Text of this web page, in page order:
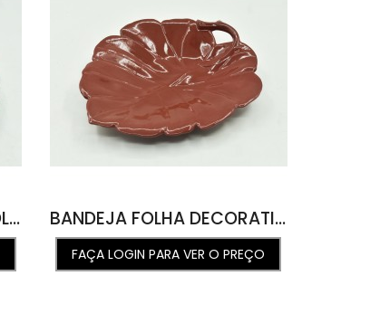
BANDEJA DECORATIVA FOLHA ST M RASA VERDE ORLANDO 30,5L X 36,5C X 6,4A BANDEJA FOLHA DECORATIVA ST M RASA ROUGE ROUGE DE FER 30,5L X 36C X 6,5A
FAÇA LOGIN PARA VER O PREÇO